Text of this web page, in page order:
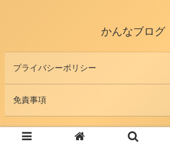
かんなブログ
プライバシーポリシー
免責事項